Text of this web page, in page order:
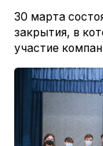
30 марта
закрытия, в
участие